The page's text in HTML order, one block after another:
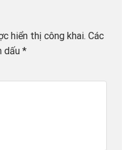
hiển thị công khai. Các
dấu *